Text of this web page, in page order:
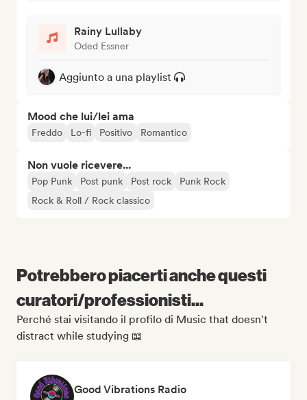
Rainy Lullaby
Oded Essner
Aggiunto a una playlist
Mood che lui/lei ama
Freddo Lo-fi Positivo Romantico
Non vuole ricevere...
Pop Punk Post punk Post rock
Punk Rock
Rock & Roll / Rock classico
Potrebbero piacerti anche questi
curatori/professionisti...
Perché stai visitando il profilo di Music that doesn't
distract while studying 📖
Good Vibrations Radio